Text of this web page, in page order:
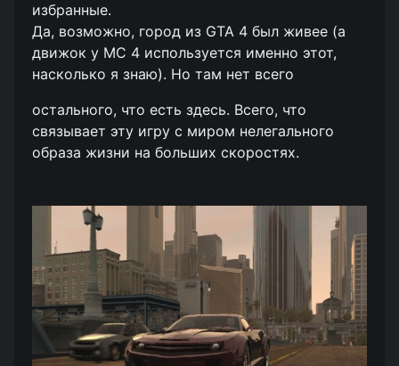
избранные.
Да, возможно, город из GTA 4 был живее (а
движок у MC 4 используется именно этот,
насколько я знаю). Но там нет всего
остального, что есть здесь. Всего, что
связывает эту игру с миром нелегального
образа жизни на больших скоростях.